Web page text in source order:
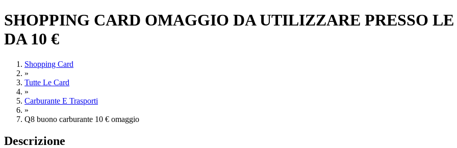
SHOPPING CARD OMAGGIO DA UTILIZZARE PRESSO
DA 10 €
Shopping Card
»
Tutte Le Card
»
Carburante E Trasporti
»
Q8 buono carburante 10 € omaggio
Descrizione